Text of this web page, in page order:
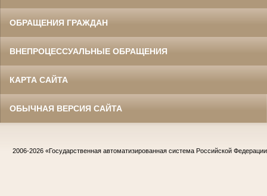
ОБРАЩЕНИЯ ГРАЖДАН
ВНЕПРОЦЕССУАЛЬНЫЕ ОБРАЩЕНИЯ
КАРТА САЙТА
ОБЫЧНАЯ ВЕРСИЯ САЙТА
2006-2026 «Государственная автоматизированная система Российской